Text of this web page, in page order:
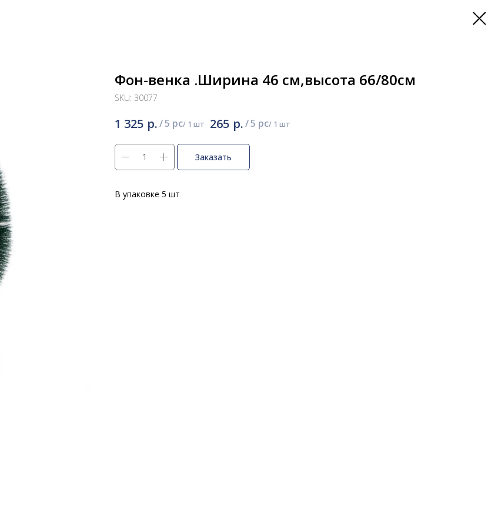
Фон-венка .Ширина 46 см,высота 66/80см
SKU: 30077
1 325 р./5 pc 265 р./5 pc
Заказать
В упаковке 5 шт